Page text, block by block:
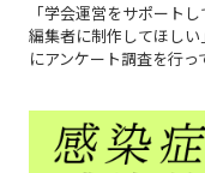
「学会運営をサポート
編集者に制作してほし
にアンケート調査を行